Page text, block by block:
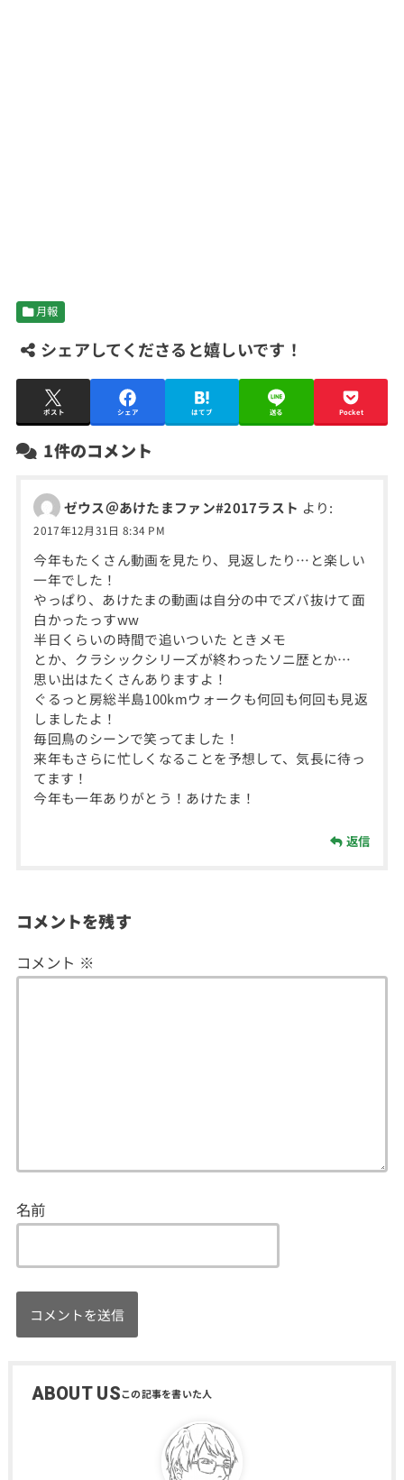
月報
シェアしてくださると嬉しいです！
ポスト シェア はてブ 送る Pocket
1件のコメント
ゼウス＠あけたまファン#2017ラスト より:
2017年12月31日 8:34 PM
今年もたくさん動画を見たり、見返したり…と楽しい
一年でした！
やっぱり、あけたまの動画は自分の中でズバ抜けて面
白かったっすww
半日くらいの時間で追いついた ときメモ
とか、クラシックシリーズが終わったソニ歴とか…
思い出はたくさんありますよ！
ぐるっと房総半島100kmウォークも何回も何回も見返
しましたよ！
毎回鳥のシーンで笑ってました！
来年もさらに忙しくなることを予想して、気長に待っ
てます！
今年も一年ありがとう！あけたま！
返信
コメントを残す
コメント ※
名前
ABOUT US